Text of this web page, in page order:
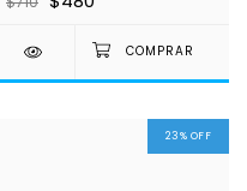
23% OFF